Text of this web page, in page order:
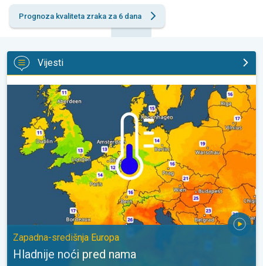
Prognoza kvaliteta zraka za 6 dana
Vijesti
Hladnije noći pred nama. Zapadna-središnja Europa. . .
Zapadna-središnja Europa
Hladnije noći pred nama